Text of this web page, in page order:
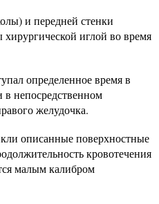
и передней стенки
иглой во время
определенное время в
в непосредственном
желудочка.
описанные поверхностные
кровотечения
малым калибром